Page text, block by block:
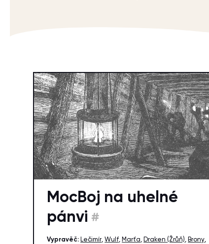
MocBoj na uhelné
pánvi #
Vypravěč: Lečimír, Wulf, Marťa, Draken (Žrůň), Brony,